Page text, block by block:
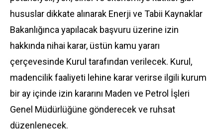
hususlar dikkate alınarak Enerji ve Tabii Kaynaklar
Bakanlığınca yapılacak başvuru üzerine izin
hakkında nihai karar, üstün kamu yararı
çerçevesinde Kurul tarafından verilecek. Kurul,
madencilik faaliyeti lehine karar verirse ilgili kurum
bir ay içinde izin kararını Maden ve Petrol İşleri
Genel Müdürlüğüne gönderecek ve ruhsat
düzenlenecek.